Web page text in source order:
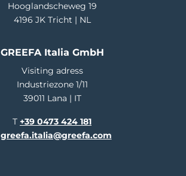
Hooglandscheweg 19
4196 JK Tricht | NL
GREEFA Italia GmbH
Visiting adress
Industriezone 1/11
39011 Lana | IT
T +39 0473 424 181
greefa.italia@greefa.com